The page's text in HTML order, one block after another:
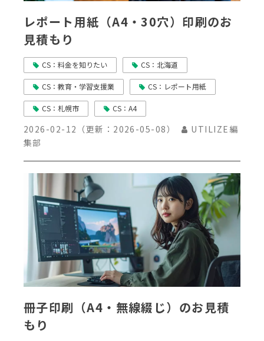
レポート用紙（A4・30穴）印刷のお
見積もり
CS：料金を知りたい CS：北海道
CS：教育・学習支援業 CS：レポート用紙
CS：札幌市 CS：A4
2026-02-12 （更新： 2026-05-08）
UTILIZE編
集部
冊子印刷（A4・無線綴じ）のお見積
もり